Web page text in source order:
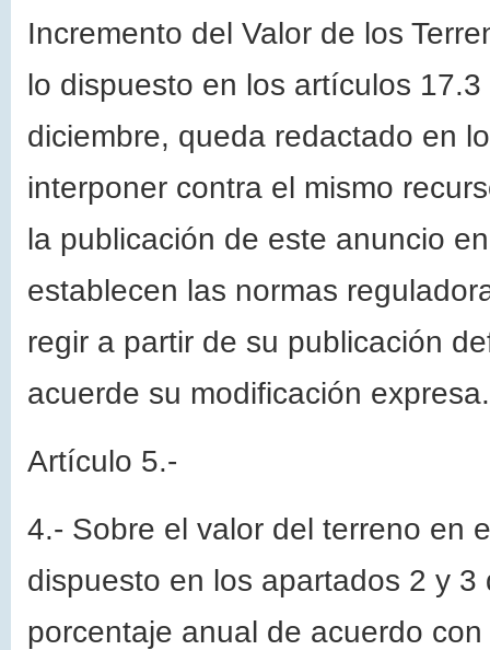
Incremento del Valor de los
lo dispuesto en los artículos
diciembre, queda redactado en
interponer contra el mismo
la publicación de este anuncio
establecen las normas
regir a partir de su publicación
acuerde su modificación expresa.
Artículo 5.-
4.- Sobre el valor del terreno en
dispuesto en los apartados 2 y
porcentaje anual de acuerdo